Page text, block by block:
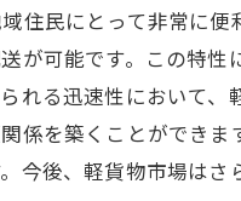
民にとって非常に
可能です。この特
る迅速性において
を築くことができ
後、軽貨物市場は